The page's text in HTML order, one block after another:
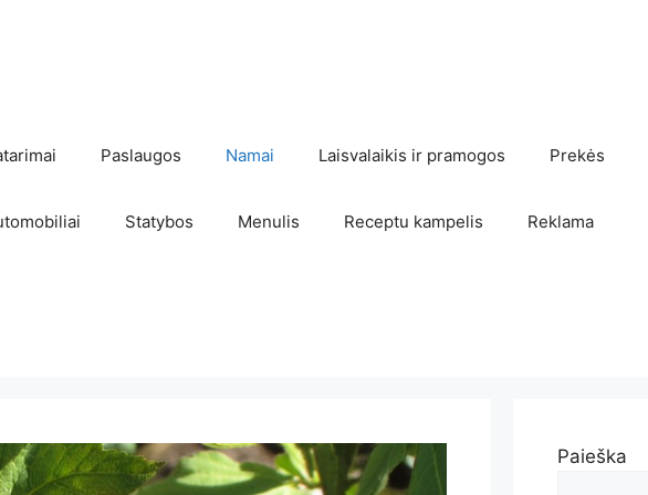
Paslaugos Namai Laisvalaikis ir pramogos Prekės
Statybos Menulis Receptu kampelis Reklama
Paieška